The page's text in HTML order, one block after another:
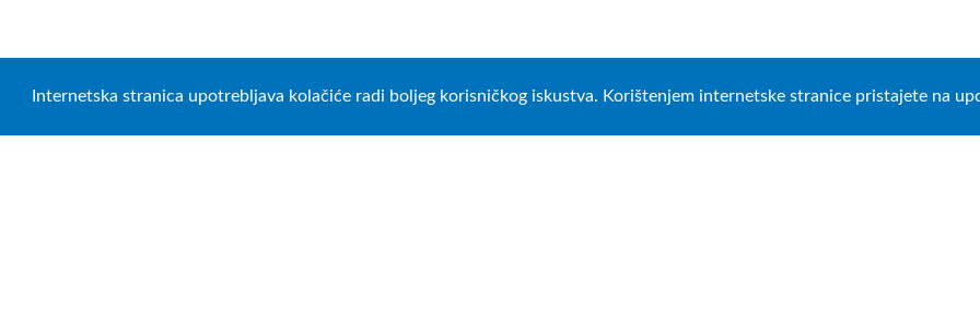
Internetska stranica upotrebljava kolačiće radi boljeg korisničkog iskustva. Korištenjem internetske stranice pristajete na